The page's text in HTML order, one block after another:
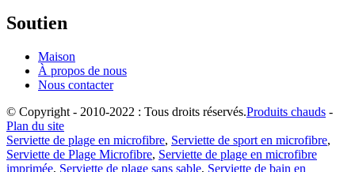
Soutien
Maison
À propos de nous
Nous contacter
© Copyright - 2010-2022 : Tous droits réservés.Produits chauds -
Plan du site
Serviette de plage en microfibre, Serviette de sport en microfibre,
Serviette de Plage Microfibre, Serviette de plage en microfibre
imprimée, Serviette de plage sans sable, Serviette de bain en